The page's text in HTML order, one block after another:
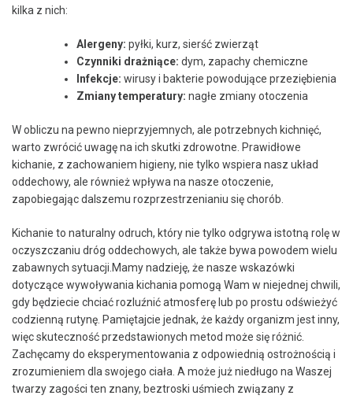
kilka⁤ z nich:
Alergeny: pyłki, kurz, ‍sierść zwierząt
Czynniki drażniące: dym, zapachy chemiczne
Infekcje: wirusy‌ i bakterie powodujące przeziębienia
Zmiany ⁣temperatury: nagłe zmiany otoczenia
W obliczu na‍ pewno nieprzyjemnych,‍ ale potrzebnych⁤ kichnięć,
warto zwrócić uwagę‌ na‍ ich ​skutki zdrowotne. Prawidłowe
kichanie, z zachowaniem higieny, nie ​tylko wspiera nasz układ
‍oddechowy, ale‌ również wpływa ‌na nasze otoczenie,
zapobiegając ⁤dalszemu rozprzestrzenianiu się chorób.
Kichanie to naturalny odruch, który nie tylko‍ odgrywa ​istotną‍ rolę ‍w
oczyszczaniu‍ dróg oddechowych, ale także bywa powodem wielu
zabawnych sytuacji.Mamy⁤ nadzieję, ‍że nasze wskazówki
dotyczące ⁤wywoływania kichania⁤ pomogą Wam ⁢w niejednej chwili,⁣
gdy będziecie chciać rozluźnić atmosferę lub po prostu ⁤odświeżyć
codzienną ⁢rutynę. Pamiętajcie⁢ jednak, że⁢ każdy organizm jest inny,
więc skuteczność przedstawionych metod może się różnić.
Zachęcamy do eksperymentowania z odpowiednią ostrożnością i
‌zrozumieniem dla swojego ⁤ciała.‌ A ⁤może już niedługo na Waszej‍
twarzy zagości ten znany, ‍beztroski uśmiech związany z